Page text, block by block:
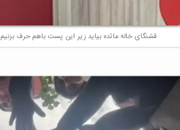
قشنگای خاله مائده بیاید زیر این پست باهم حرف بزنیم